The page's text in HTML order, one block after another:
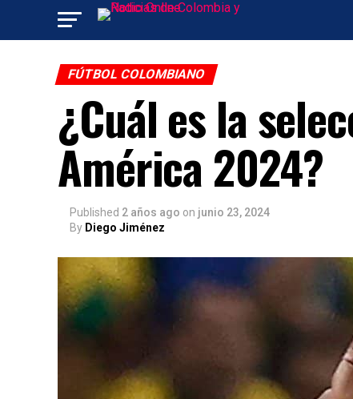
FÚTBOL COLOMBIANO
¿Cuál es la
América 2024?
Published 2 años ago on junio 23, 2024
By Diego Jiménez